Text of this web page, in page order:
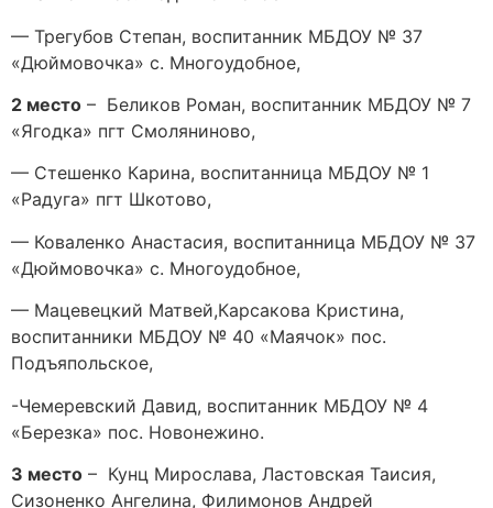
— Трегубов Степан, воспитанник МБДОУ № 37
«Дюймовочка» с. Многоудобное,
2 место – Беликов Роман, воспитанник МБДОУ № 7
«Ягодка» пгт Смоляниново,
— Стешенко Карина, воспитанница МБДОУ № 1
«Радуга» пгт Шкотово,
— Коваленко Анастасия, воспитанница МБДОУ № 37
«Дюймовочка» с. Многоудобное,
— Мацевецкий Матвей,Карсакова Кристина,
воспитанники МБДОУ № 40 «Маячок» пос.
Подъяпольское,
-Чемеревский Давид, воспитанник МБДОУ № 4
«Березка» пос. Новонежино.
3 место – Кунц Мирослава, Ластовская Таисия,
Сизоненко Ангелина, Филимонов Андрей